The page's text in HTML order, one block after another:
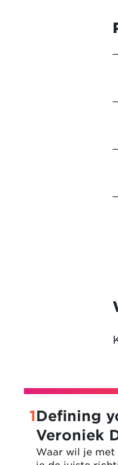
1Defining
Veroniek
Waar wil je met